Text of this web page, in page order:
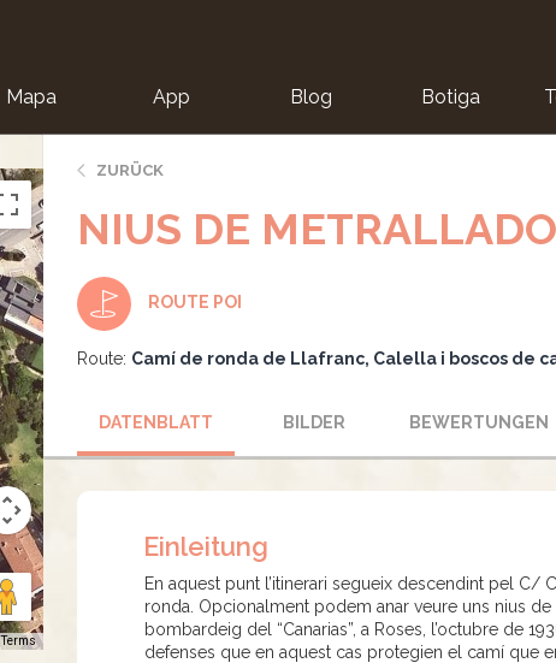
Mapa App Blog Botiga
Terms
ZURÜCK
NIUS DE
ROUTE POI
Route: Camí de ronda de Llafranc, Calella i boscos de
DATENBLATT BILDER BEWERTUNGEN
Einleitung
En aquest punt l’itinerari segueix descendint pel C/
ronda. Opcionalment podem anar veure uns nius
bombardeig del “Canarias”, a Roses, l’octubre de
defenses que en aquest cas protegien el camí que